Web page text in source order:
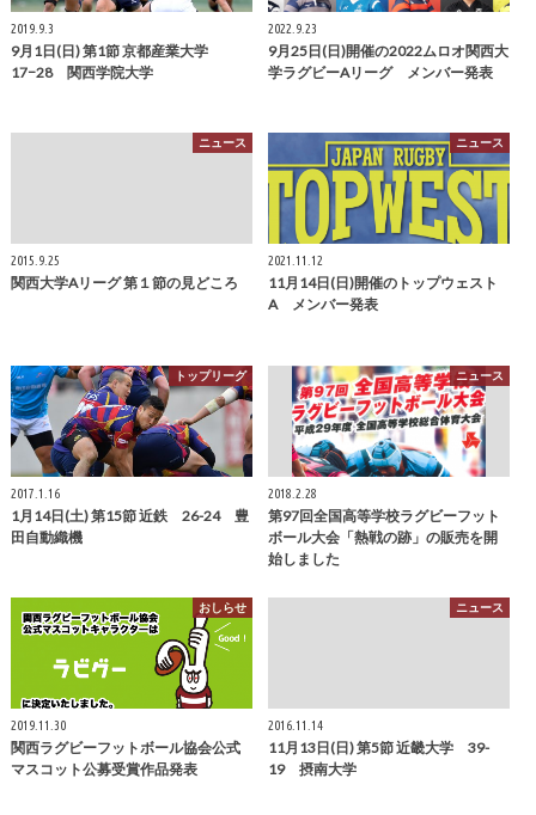
2019.9.3
9月1日(日) 第1節 京都産業大学
17−28 関西学院大学
2022.9.23
9月25日(日)開催の2022ムロオ関西大
学ラグビーAリーグ メンバー発表
ニュース
2015.9.25
関西大学Aリーグ 第１節の見どころ
ニュース
2021.11.12
11月14日(日)開催のトップウェスト
A メンバー発表
トップリーグ
2017.1.16
1月14日(土) 第15節 近鉄 26-24 豊
田自動織機
ニュース
2018.2.28
第97回全国高等学校ラグビーフット
ボール大会「熱戦の跡」の販売を開
始しました
おしらせ
2019.11.30
関西ラグビーフットボール協会公式
マスコット公募受賞作品発表
ニュース
2016.11.14
11月13日(日) 第5節 近畿大学 39-
19 摂南大学